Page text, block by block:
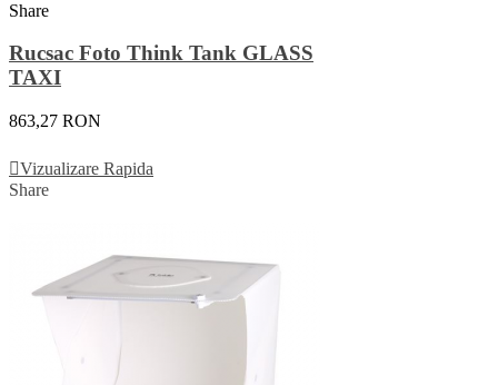
Share
Rucsac Foto Think Tank GLASS
TAXI
863,27 RON
Vizualizare Rapida
Share